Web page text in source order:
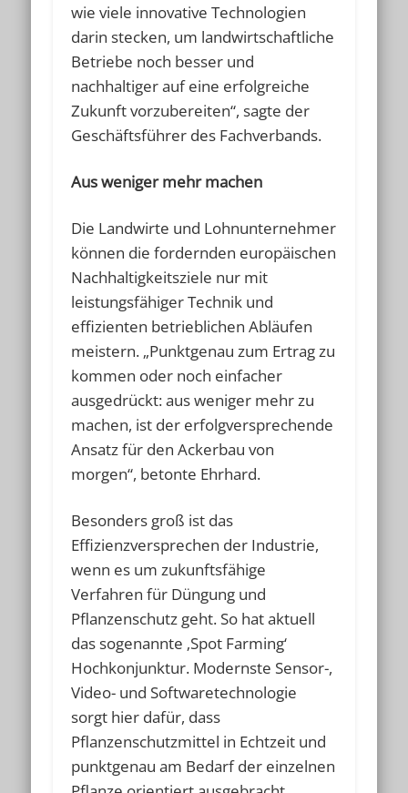
wie viele innovative Technologien
darin stecken, um landwirtschaftliche
Betriebe noch besser und
nachhaltiger auf eine erfolgreiche
Zukunft vorzubereiten“, sagte der
Geschäftsführer des Fachverbands.
Aus weniger mehr machen
Die Landwirte und Lohnunternehmer
können die fordernden europäischen
Nachhaltigkeitsziele nur mit
leistungsfähiger Technik und
effizienten betrieblichen Abläufen
meistern. „Punktgenau zum Ertrag zu
kommen oder noch einfacher
ausgedrückt: aus weniger mehr zu
machen, ist der erfolgversprechende
Ansatz für den Ackerbau von
morgen“, betonte Ehrhard.
Besonders groß ist das
Effizienzversprechen der Industrie,
wenn es um zukunftsfähige
Verfahren für Düngung und
Pflanzenschutz geht. So hat aktuell
das sogenannte ‚Spot Farming‘
Hochkonjunktur. Modernste Sensor-,
Video- und Softwaretechnologie
sorgt hier dafür, dass
Pflanzenschutzmittel in Echtzeit und
punktgenau am Bedarf der einzelnen